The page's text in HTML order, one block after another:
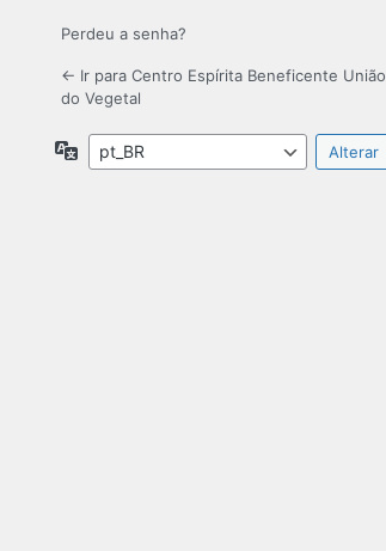
Perdeu a senha?
← Ir para Centro Espírita Beneficente União
do Vegetal
Idioma